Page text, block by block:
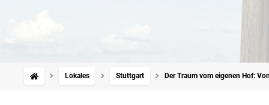
Lokales Stuttgart Der Traum vom eigenen Hof: